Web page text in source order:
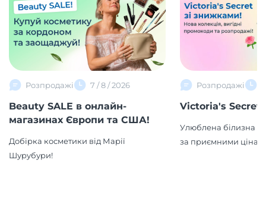
Розпродажі 7 / 8 / 2026
Beauty SALE в онлайн-
магазинах Європи та США!
Добірка косметики від Марії
Шурубури!
Розпродажі
Victoria's Secret
Улюблена білизна
за приємними